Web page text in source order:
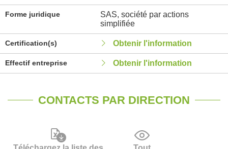
Forme juridique
SAS, société par actions
simplifiée
Certification(s) Obtenir l'information
Effectif entreprise Obtenir l'information
CONTACTS PAR DIRECTION